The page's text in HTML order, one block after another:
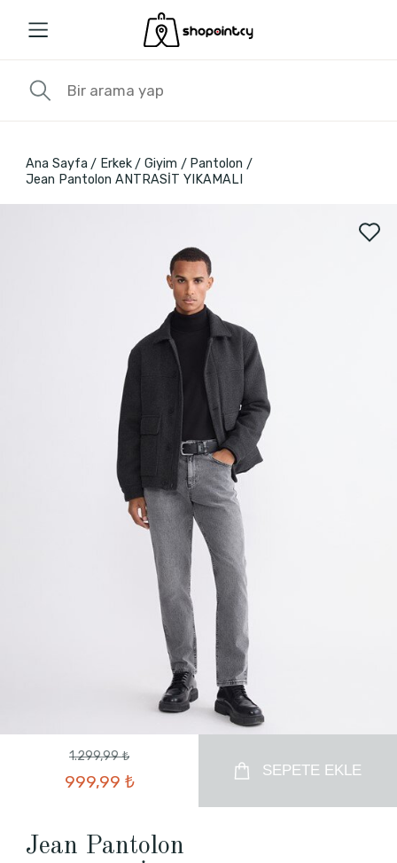
Ana Sayfa Erkek Giyim
Pantolon
Jean Pantolon ANTRASİT YIKAMALI
1.299,99 ₺
999,99 ₺
SEPETE EKLE
Jean Pantolon